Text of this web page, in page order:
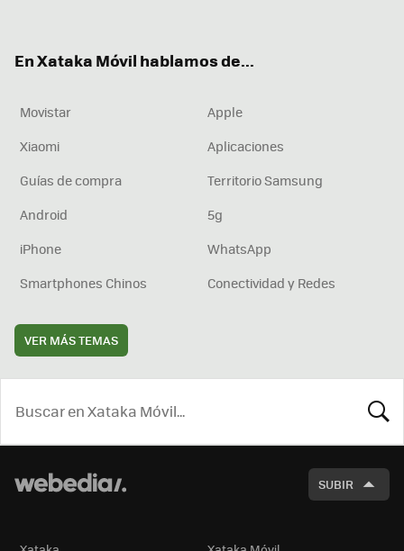
En Xataka Móvil hablamos de...
Movistar
Apple
Xiaomi
Aplicaciones
Guías de compra
Territorio Samsung
Android
5g
iPhone
WhatsApp
Smartphones Chinos
Conectividad y Redes
VER MÁS TEMAS
SUBIR